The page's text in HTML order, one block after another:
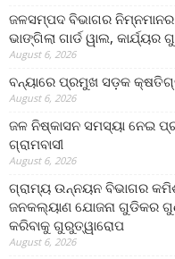
ଜଳସମ୍ପଦ ବିଭାଗର ନିମ୍ନମାନର
ଭାଙ୍ଗିଲା ଗାର୍ଡ ୱାଲ,
August 6, 2026
ବନ୍ୟାରେ ପ୍ରମୁଖ ସଡ଼କ
August 6, 2026
ଜଳ ନିଷ୍କାସନ ସମସ୍ୟା ନେଇ
ଗ୍ରାମବାସୀ
August 6, 2026
ଗ୍ରାମ୍ୟ ଉନ୍ନୟନ ବିଭାଗର
ଜନକଲ୍ୟାଣ ଯୋଜନା ଗୁଡିକର
କରିବାକୁ ଗୁରୁତ୍ୱାରୋପ
August 6, 2026